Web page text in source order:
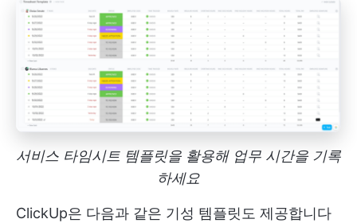
서비스 타임시트 템플릿을 활용해 업무 시간을 기록
하세요
ClickUp은 다음과 같은 기성 템플릿도 제공합니다